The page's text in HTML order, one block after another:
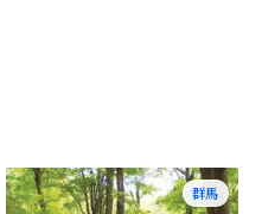
群馬